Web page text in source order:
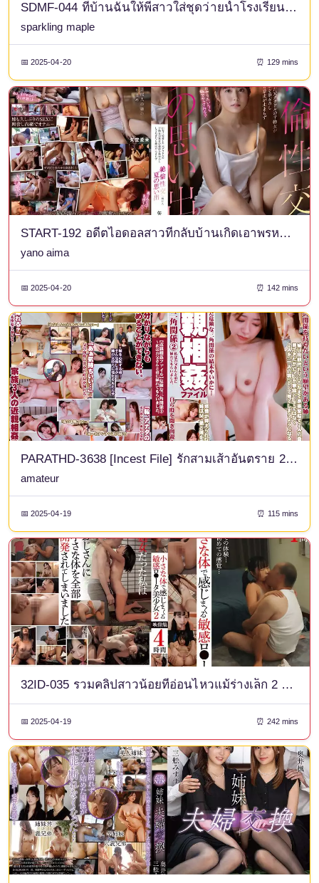
SDMF-044 ที่บ้านฉันให้พี่สาวใส่ชุดว่ายน้ำโรงเรียน ดังนั้นฉันจึงสามารถเลื่อนมันออกไปและใส่ตัวเองเข้าไปเมื่อไรก็ได้ที่ฉันต้องการ ~ร่างกายอันไม่พัฒนาของฉันที่ไม่เคยรู้จักผู้ชายมาก่อน ถูกความรักอันบิดเบี้ยวของพี่ชายเอาชนะ~ คาเอเดะ คิราริ
sparkling maple
📅 2025-04-20 ⏰ 129 mins
START-192 อดีตไอดอลสาวที่กลับบ้านเกิดเอาพรหมจรรย์ของพี่ชายต่างแม่ของเธอไป และทั้งสองก็มีเซ็กส์กันอย่างบ้าคลั่ง ความทรงจำช่วงฤดูร้อน
yano aima
📅 2025-04-20 ⏰ 142 mins
PARATHD-3638 [Incest File] รักสามเส้าอันตราย 2 - พ่อและพี่ชายของฉันรุกเข้ามาหาฉัน
amateur
📅 2025-04-19 ⏰ 115 mins
32ID-035 รวมคลิปสาวน้อยที่อ่อนไหวแม้ร่างเล็ก 2 4 ชั่วโมง
📅 2025-04-19 ⏰ 242 mins